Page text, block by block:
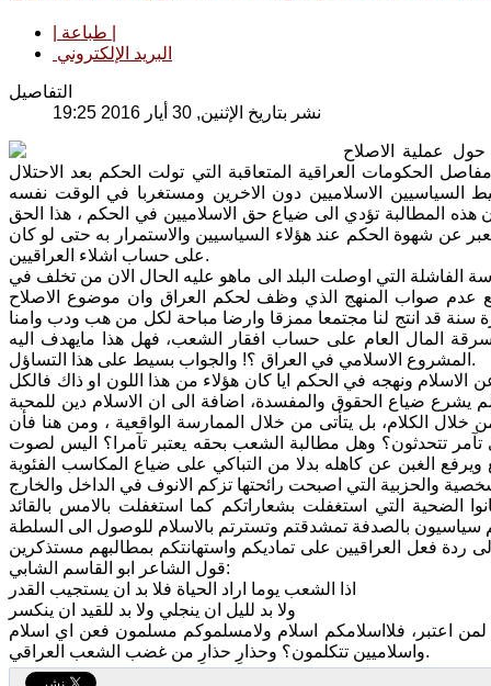
البريد الإلكتروني
التفاصيل
نشر بتاريخ الإثنين, 30 أيار 2016 19:25
حول عملية الاصلاح
الحكومات العراقية المتعاقبة التي تولت الحكم بعد الاحتلال
الشرسة لتسقيط السياسيين الاسلاميين دون الاخرين ومستغربا في الوقت نفسه
هذه المطالبة تؤدي الى ضياع حق الاسلاميين في الحكم ، هذا الحق
عن شهوة الحكم عند هؤلاء السياسيين والاستمرار به حتى لو كان
على حساب اشلاء العراقيين.
الفاشلة التي اوصلت البلد الى ماهو عليه الحال الان من تخلف في
عدم صواب المنهج الذي وظف لحكم العراق وان موضوع الاصلاح
سنة قد انتج لنا مجتمعا ممزقا وارضا مباحة لكل من هب ودب وامنا
المال العام على حساب افقار الشعب، فهل هذا مايهدف اليه
المشروع الاسلامي في العراق ؟! والجواب بسيط على هذا التساؤل.
الاسلام ونهجه في الحكم ايا كان هؤلاء من هذا اللون او ذاك فالكل
يشرع ضياع الحقوق والمفسدة، اضافة الى ان الاسلام دين للمحبة
خلال الكلام، بل يتأتى من خلال الممارسة الواقعية ، ومن هنا فأن
تآمر تتحدثون؟ وهل مطالبة الشعب بحقه يعتبر تآمرا؟ اليس لصوت
الغبن عن كاهله بدلا من التباكي على ضياع المكاسب الفئوية
الضحية التي استغفلت بشعاراتكم كما استغفلت بالامس بالقائد
سياسيون بالصدفة تمشدقتم وتسترتم بالاسلام للوصول الى السلطة
ردة فعل العراقيين على تماديكم واستهانتكم بمطالبهم مستذكرين
قول الشاعر ابو القاسم الشابي:
اذا الشعب يوما اراد الحياة فلا بد ان يستجيب القدر
ولا بد لليل ان ينجلي ولا بد للقيد ان ينكسر
اعتبر، فلااسلامكم اسلام ولامسلموكم مسلمون فعن اي اسلام
واسلاميين تتكلمون؟ وحذارِ حذارِ من غضب الشعب العراقي.